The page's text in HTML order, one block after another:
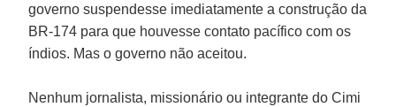
governo suspendesse imediatamente a construção da
BR-174 para que houvesse contato pacífico com os
índios. Mas o governo não aceitou.
Nenhum jornalista, missionário ou integrante do Cimi